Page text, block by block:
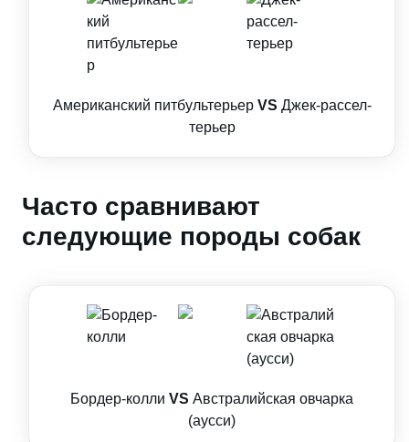
Американский питбультерьер VS Джек-рассел-
терьер
Часто сравнивают
следующие породы собак
Бордер-колли VS Австралийская овчарка
(аусси)